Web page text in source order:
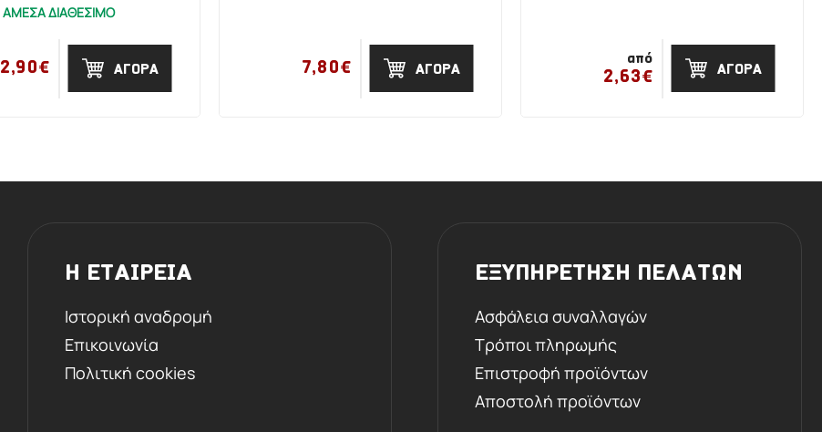
ΑΜΕΣΑ ΔΙΑΘΕΣΙΜΟ
2,90€ ΑΓΟΡΑ 7,80€ ΑΓΟΡΑ
από
2,63€ ΑΓΟΡΑ
Η ΕΤΑΙΡΕΙΑ
Ιστορική αναδρομή
Επικοινωνία
Πολιτική cookies
ΕΞΥΠΗΡΕΤΗΣΗ ΠΕΛΑΤΩΝ
Ασφάλεια συναλλαγών
Τρόποι πληρωμής
Επιστροφή προϊόντων
Αποστολή προϊόντων